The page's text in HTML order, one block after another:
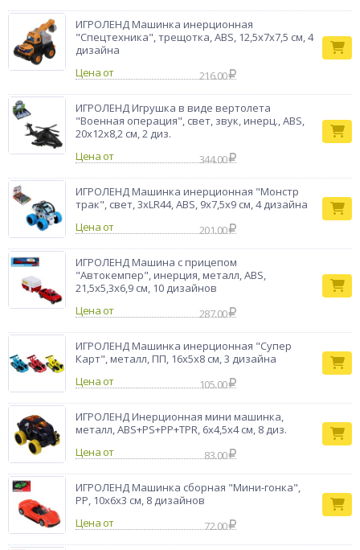
Тип товара
Машинка
Бренд
ИГРОЛЕНД
ИГРОЛЕНД Машинка инерционная
"Спецтехника", трещотка, ABS, 12,5х7х7,5 см, 4
дизайна
Цена от
216.00
ИГРОЛЕНД Игрушка в виде вертолета
"Военная операция", свет, звук, инерц., ABS,
20х12х8,2 см, 2 диз.
Цена от
344.00
ИГРОЛЕНД Машинка инерционная "Монстр
трак", свет, 3хLR44, ABS, 9х7,5х9 см, 4 дизайна
Цена от
201.00
ИГРОЛЕНД Машина с прицепом
"Автокемпер", инерция, металл, ABS,
21,5х5,3х6,9 см, 10 дизайнов
Цена от
287.00
ИГРОЛЕНД Машинка инерционная "Супер
Карт", металл, ПП, 16х5х8 см, 3 дизайна
Цена от
105.00
ИГРОЛЕНД Инерционная мини машинка,
металл, ABS+PS+PP+TPR, 6х4,5х4 см, 8 диз.
Цена от
83.00
ИГРОЛЕНД Машинка сборная "Мини-гонка",
PP, 10х6х3 см, 8 дизайнов
Цена от
72.00